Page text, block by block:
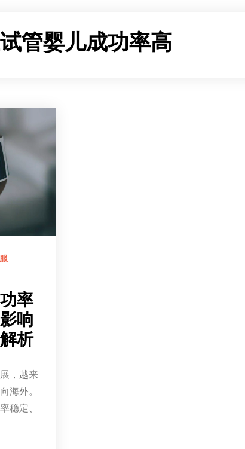
管婴儿成功率高
服
率
响
析
，越来
海外。
稳定、